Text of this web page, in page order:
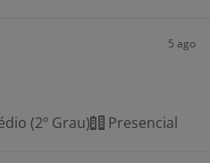
5 ago
(2º Grau) Presencial